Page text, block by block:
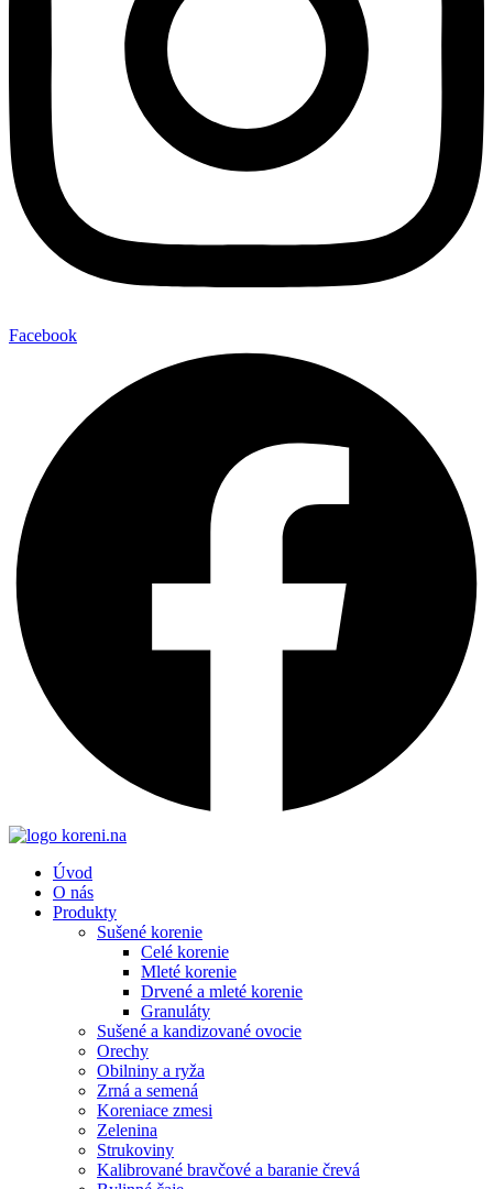
Facebook
Úvod
O nás
Produkty
Sušené korenie
Celé korenie
Mleté korenie
Drvené a mleté korenie
Granuláty
Sušené a kandizované ovocie
Orechy
Obilniny a ryža
Zrná a semená
Koreniace zmesi
Zelenina
Strukoviny
Kalibrované bravčové a baranie črevá